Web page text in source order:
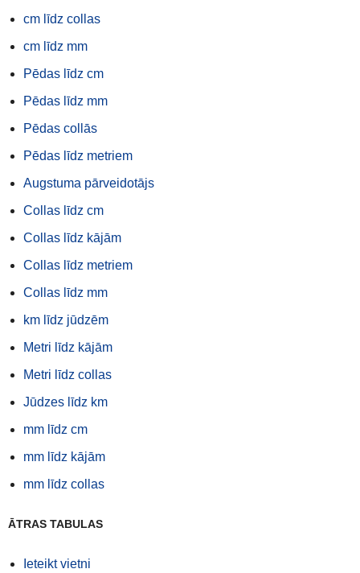
cm līdz collas
cm līdz mm
Pēdas līdz cm
Pēdas līdz mm
Pēdas collās
Pēdas līdz metriem
Augstuma pārveidotājs
Collas līdz cm
Collas līdz kājām
Collas līdz metriem
Collas līdz mm
km līdz jūdzēm
Metri līdz kājām
Metri līdz collas
Jūdzes līdz km
mm līdz cm
mm līdz kājām
mm līdz collas
ĀTRAS TABULAS
Ieteikt vietni